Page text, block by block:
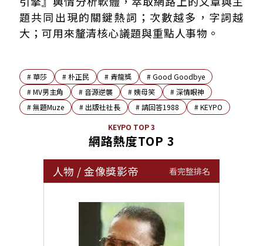
題共同出現的關鍵熱詞；次數越多，字詞越
大；可用來釐清核心議題與重點人事物。
#華莎 #朴正民 # 青龍獎 #Good Goodbye
#MV男主角 # 音源逆襲 #姨母笑 #深情眼神
#無題Muze # 出版社社長 #請回答1988 #KEYPO
KEYPO TOP 3
網路熱度TOP 3
人物 /金像獎影帝 看完整排名